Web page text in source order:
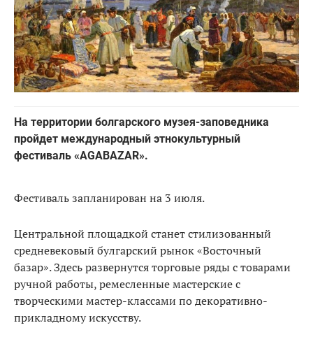
На территории болгарского музея-заповедника
пройдет международный этнокультурный
фестиваль «AGABAZAR».
Фестиваль запланирован на 3 июля.
Центральной площадкой станет стилизованный
средневековый булгарский рынок «Восточный
базар». Здесь развернутся торговые ряды с товарами
ручной работы, ремесленные мастерские с
творческими мастер-классами по декоративно-
прикладному искусству.